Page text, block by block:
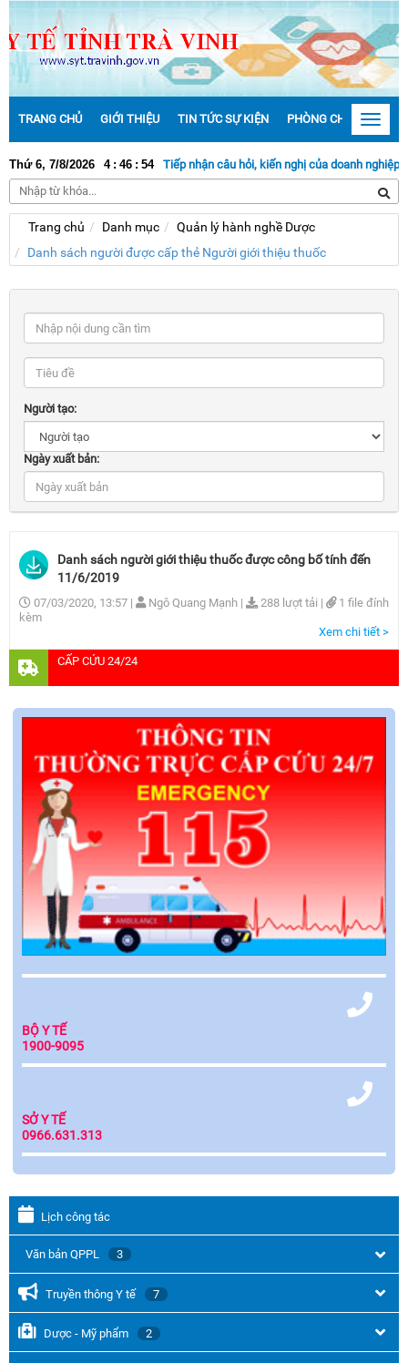
TRANG CHỦ GIỚI THIỆU TIN TỨC SỰ KIỆN PHÒNG CHỐNG DỊCH
Toggle
Thứ 6, 7/8/2026 4 : 46 : 54Tiếp nhận câu hỏi, kiến nghị của doanh nghiệp tại
Trang chủ Danh mục
Quản lý hành nghề Dược
Danh sách người được cấp thẻ Người giới thiệu thuốc
Người tạo:
Ngày xuất bản:
Danh sách người giới thiệu thuốc được công bố tính đến
11/6/2019
07/03/2020, 13:57 | Ngô Quang Mạnh | 288 lượt tải |
1 file đính
kèm
Xem chi tiết >
CẤP CỨU 24/24
BỘ Y TẾ
1900-9095
SỞ Y TẾ
0966.631.313
Lịch công tác
Văn bản QPPL 3
Truyền thông Y tế 7
Dược - Mỹ phẩm 2